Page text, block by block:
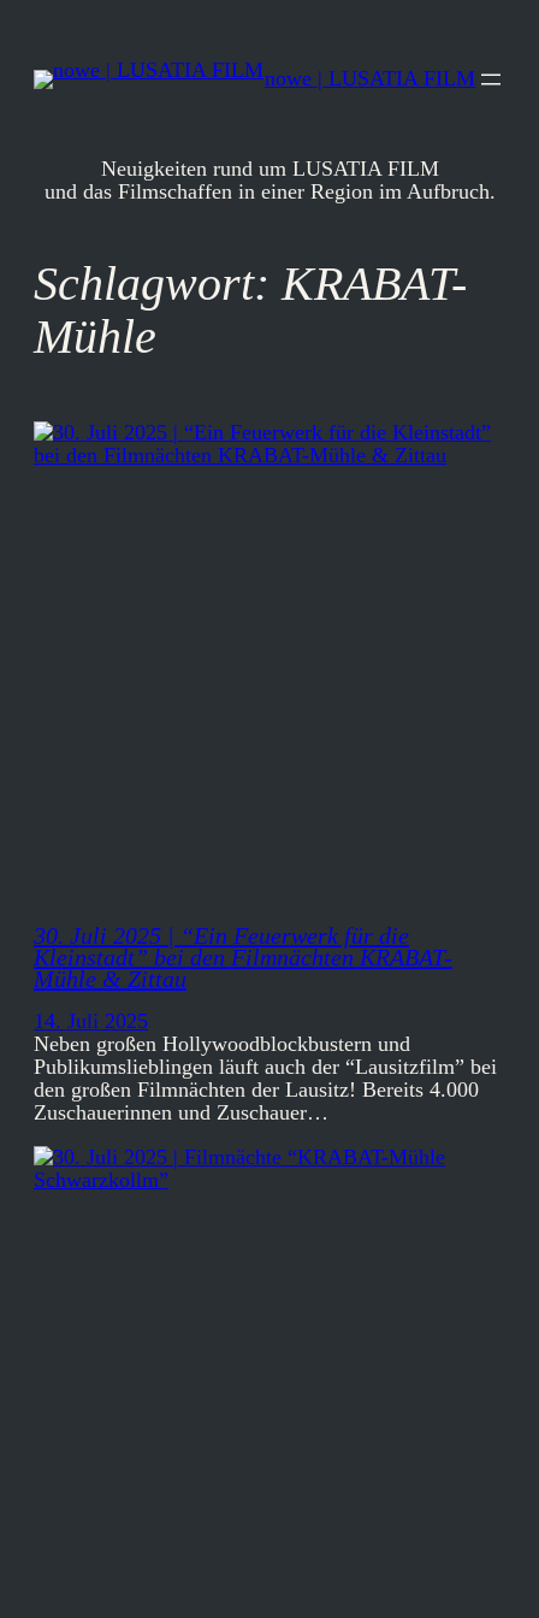
springen
nowe | LUSATIA FILM
Neuigkeiten rund um LUSATIA FILM
und das Filmschaffen in einer Region im Aufbruch.
Schlagwort:KRABAT-
Mühle
30. Juli 2025 | “Ein Feuerwerk für die
Kleinstadt” bei den Filmnächten KRABAT-
Mühle & Zittau
14. Juli 2025
Neben großen Hollywoodblockbustern und
Publikumslieblingen läuft auch der “Lausitzfilm” bei
den großen Filmnächten der Lausitz! Bereits 4.000
Zuschauerinnen und Zuschauer…